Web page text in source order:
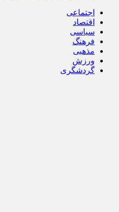
اجتماعی
اقتصاد
سیاسی
فرهنگ
مذهبی
ورزش
گردشگری